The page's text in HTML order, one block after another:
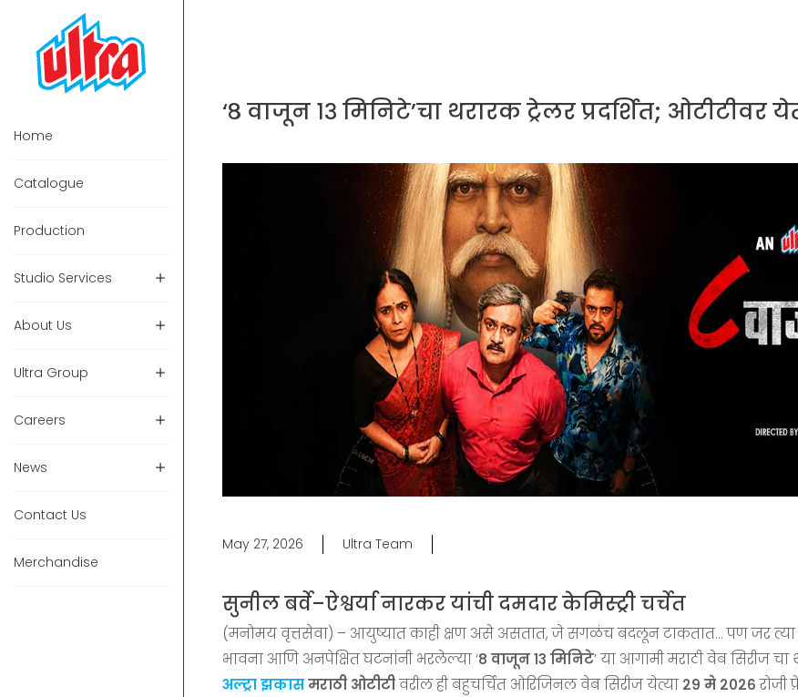
Home
Catalogue
Production
Studio Services
About Us
Ultra Group
Careers
News
Contact Us
Merchandise
‘८ वाजून १३ मिनिटे’चा थरारक ट्रेलर प्रदर्शित; ओटीटीवर
May 27, 2026 Ultra Team
सुनील बर्वे–ऐश्वर्या नारकर यांची दमदार केमिस्ट्री चर्चेत
(मनोमय वृत्तसेवा) – आयुष्यात काही क्षण असे असतात, जे सगळंच बदलून टाकतात… पण जर त्या
भावना आणि अनपेक्षित घटनांनी भरलेल्या ‘८ वाजून १३ मिनिटे’ या आगामी मराठी वेब सिरीज
अल्ट्रा झकासमराठी ओटीटीवरील ही बहुचर्चित ओरिजिनल वेब सिरीज येत्या २९ मे २०२६रोजी